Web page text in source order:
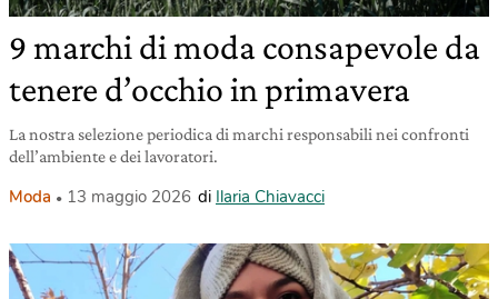
9 marchi di moda consapevole da
tenere d’occhio in primavera
La nostra selezione periodica di marchi responsabili nei confronti
dell’ambiente e dei lavoratori.
Moda 13 maggio 2026 di Ilaria Chiavacci